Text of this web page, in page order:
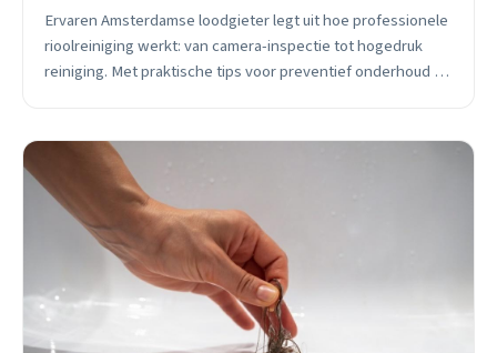
Ervaren Amsterdamse loodgieter legt uit hoe professionele
rioolreiniging werkt: van camera-inspectie tot hogedruk
reiniging. Met praktische tips voor preventief onderhoud en